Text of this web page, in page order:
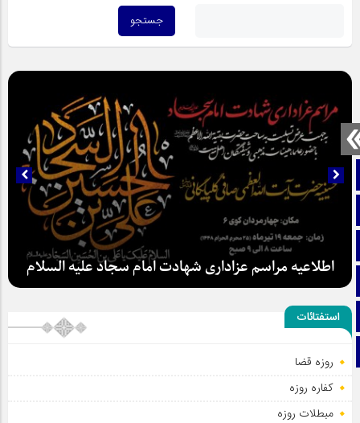
صفحه نخست
آپارات
اینستاگرام
اطلاعیه مراسم عزاداری شهادت امام سجاد علیه السلام
استفتائات
روزه قضا
کفاره روزه
مبطلات روزه